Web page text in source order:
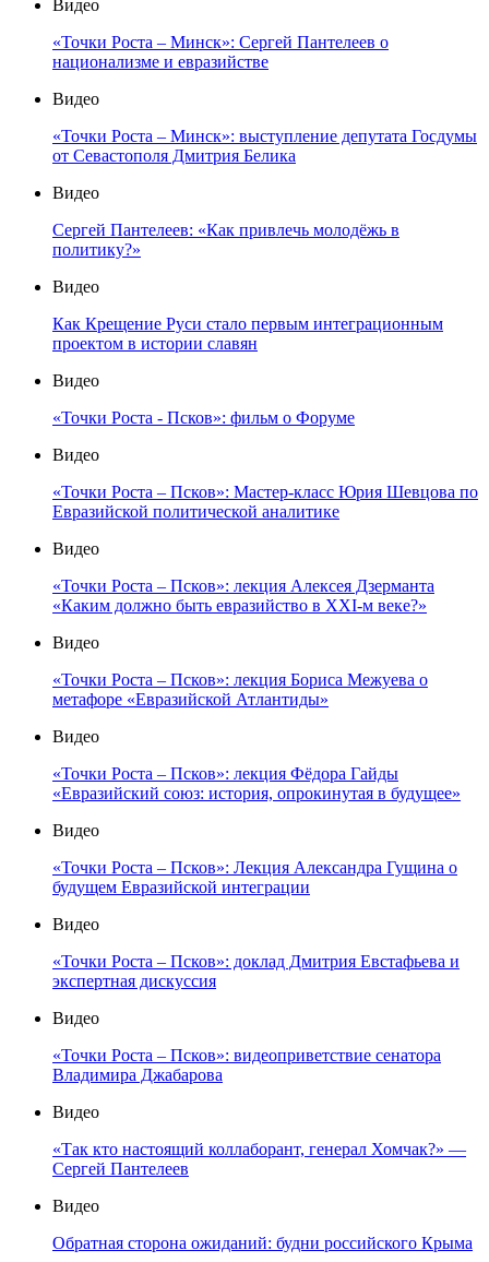
Видео
«Точки Роста – Минск»: Сергей Пантелеев о
национализме и евразийстве
Видео
«Точки Роста – Минск»: выступление депутата Госдумы
от Севастополя Дмитрия Белика
Видео
Сергей Пантелеев: «Как привлечь молодёжь в
политику?»
Видео
Как Крещение Руси стало первым интеграционным
проектом в истории славян
Видео
«Точки Роста - Псков»: фильм о Форуме
Видео
«Точки Роста – Псков»: Мастер-класс Юрия Шевцова по
Евразийской политической аналитике
Видео
«Точки Роста – Псков»: лекция Алексея Дзерманта
«Каким должно быть евразийство в XXI-м веке?»
Видео
«Точки Роста – Псков»: лекция Бориса Межуева о
метафоре «Евразийской Атлантиды»
Видео
«Точки Роста – Псков»: лекция Фёдора Гайды
«Евразийский союз: история, опрокинутая в будущее»
Видео
«Точки Роста – Псков»: Лекция Александра Гущина о
будущем Евразийской интеграции
Видео
«Точки Роста – Псков»: доклад Дмитрия Евстафьева и
экспертная дискуссия
Видео
«Точки Роста – Псков»: видеоприветствие сенатора
Владимира Джабарова
Видео
«Так кто настоящий коллаборант, генерал Хомчак?» —
Сергей Пантелеев
Видео
Обратная сторона ожиданий: будни российского Крыма